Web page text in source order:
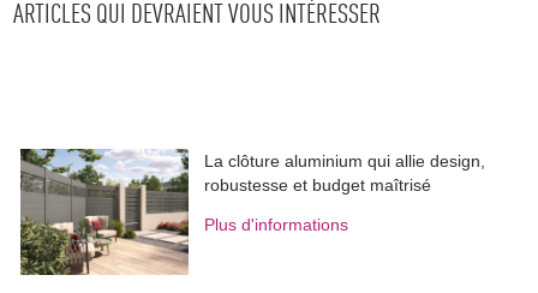
ARTICLES QUI DEVRAIENT VOUS INTÉRESSER
La clôture aluminium qui allie design,
robustesse et budget maîtrisé
Plus d'informations